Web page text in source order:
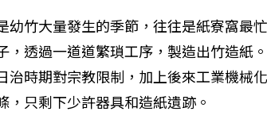
幼竹大量發生的季節，往往是紙寮窩最
，透過一道道繁瑣工序，製造出竹造紙
治時期對宗教限制，加上後來工業機械
，只剩下少許器具和造紙遺跡。